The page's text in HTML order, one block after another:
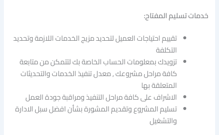
خدمات تسليم المفتاح:
تقييم احتياجات العميل لتحديد مزيج الخدمات اللازمة وتحديد
التكلفة
تزويدك بمعلومات الحساب الخاصة بك لتتمكن من متابعة
كافة مراحل مشروعك , معدل تنفيذ الخدمات والتحديثات
المتعلقة بها
الاشراف على كافة مراحل التنفيذ ومراقبة جودة العمل
تسليم المشروع وتقديم المشورة بشأن افضل سبل الادارة
والتشغيل